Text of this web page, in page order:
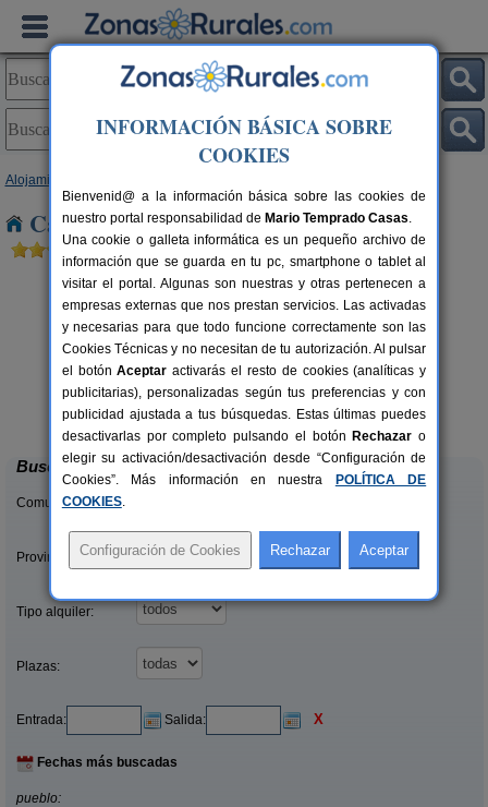
Alojamientos
Casas Rurales cerca de Esparragal
2-30 pers.
desde19 €
Alojamientos Casa Ruiz
Archivel (Murcia)
Buscar
Comunidades:
Provincias/Islas:
Tipo alquiler:
Plazas:
Entrada: Salida: X
Fechas más buscadas
pueblo:
INFORMACIÓN BÁSICA SOBRE
COOKIES
Bienvenid@ a la información básica sobre las cookies de
nuestro portal responsabilidad de Mario Temprado Casas.
Una cookie o galleta informática es un pequeño archivo de
información que se guarda en tu pc, smartphone o tablet al
visitar el portal. Algunas son nuestras y otras pertenecen a
empresas externas que nos prestan servicios. Las activadas
y necesarias para que todo funcione correctamente son las
Cookies Técnicas y no necesitan de tu autorización. Al pulsar
el botónAceptar activarás el resto de cookies (analíticas y
publicitarias), personalizadas según tus preferencias y con
publicidad ajustada a tus búsquedas. Estas últimas puedes
desactivarlas por completo pulsando el botón Rechazar o
elegir su activación/desactivación desde “Configuración de
Cookies”. Más información en nuestra
POLÍTICA DE
COOKIES.